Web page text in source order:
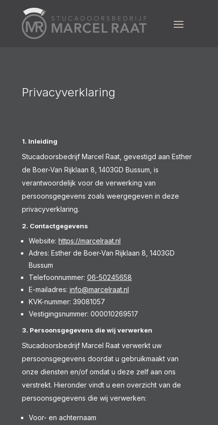
Privacyverklaring
1. Inleiding
Stucadoorsbedrijf Marcel Raat, gevestigd aan Esther
de Boer-Van Rijklaan 8, 1403GD Bussum, is
verantwoordelijk voor de verwerking van
persoonsgegevens zoals weergegeven in deze
privacyverklaring.
2. Contactgegevens
Website: https://marcelraat.nl
Adres: Esther de Boer-Van Rijklaan 8, 1403GD
Bussum
Telefoonnummer: 06-50245658
E-mailadres: info@marcelraat.nl
KVK-nummer: 39081057
Vestigingsnummer: 000010269517
3. Persoonsgegevens die wij verwerken
Stucadoorsbedrijf Marcel Raat verwerkt uw
persoonsgegevens doordat u gebruikmaakt van
onze diensten en/of omdat u deze zelf aan ons
verstrekt. Hieronder vindt u een overzicht van de
persoonsgegevens die wij verwerken:
Voor- en achternaam